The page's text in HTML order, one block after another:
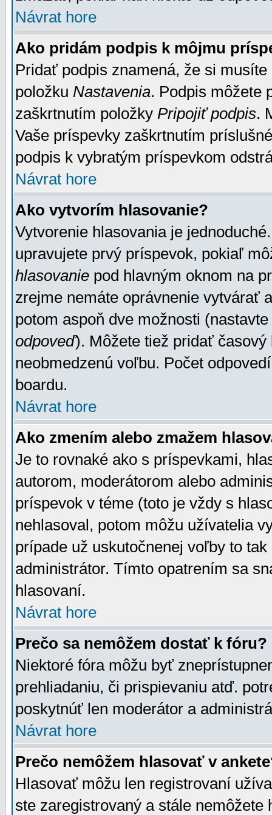
Návrat hore
Ako pridám podpis k môjmu
Pridať podpis znamená, že si
položku Nastavenia. Podpis môžete
zaškrtnutím položky Pripojiť podpis.
Vaše príspevky zaškrtnutím
podpis k vybratým príspevkom
Návrat hore
Ako vytvorím hlasovanie?
Vytvorenie hlasovania je
upravujete prvý príspevok, pokiaľ
hlasovanie pod hlavným oknom na
zrejme nemáte oprávnenie vytvárať
potom aspoň dve možnosti
odpoveď). Môžete tiež pridať
neobmedzenú voľbu. Počet
boardu.
Návrat hore
Ako zmením alebo zmažem
Je to rovnaké ako s príspevkami,
autorom, moderátorom alebo
príspevok v téme (toto je vždy s
nehlasoval, potom môžu užívatelia
prípade už uskutočnenej voľby to
administrátor. Tímto opatrením sa
hlasovaní.
Návrat hore
Prečo sa nemôžem dostať k fóru?
Niektoré fóra môžu byť
prehliadaniu, či prispievaniu atď.
poskytnúť len moderátor a
Návrat hore
Prečo nemôžem hlasovať v
Hlasovať môžu len registrovaní
ste zaregistrovaný a stále